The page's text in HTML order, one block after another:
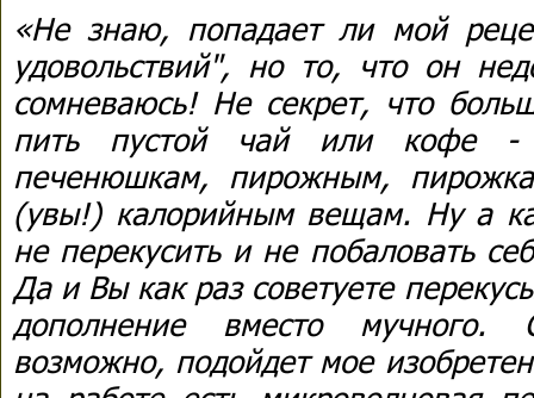
«Не знаю, попадает ли мой
удовольствий", но то, что он
сомневаюсь! Не секрет, что
пить пустой чай или кофе -
печенюшкам, пирожным,
(увы!) калорийным вещам. Ну а
не перекусить и не побаловать
Да и Вы как раз советуете
дополнение вместо мучного.
возможно, подойдет мое